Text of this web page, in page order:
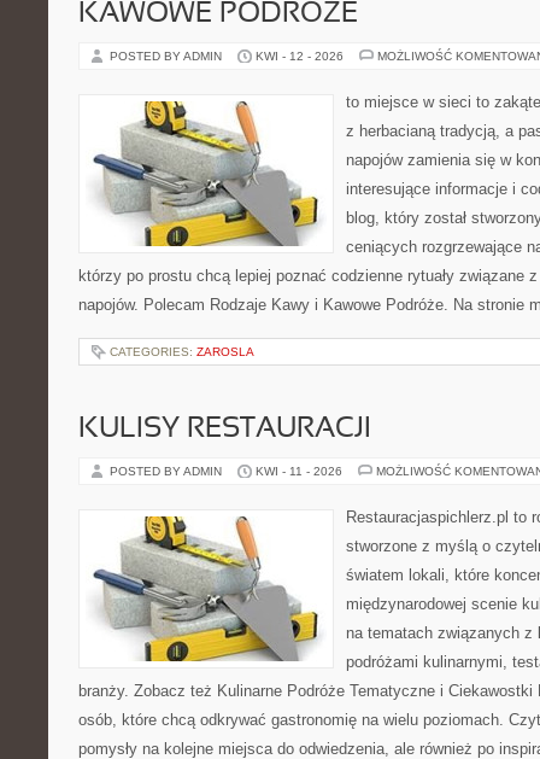
KAWOWE PODRÓŻE
POSTED BY ADMIN KWI - 12 - 2026 MOŻLIWOŚĆ
to miejsce w sieci to
z herbacianą tradycją, a
napojów zamienia się w
interesujące informacje i
blog, który został
ceniących rozgrzewające
którzy po prostu chcą lepiej poznać codzienne rytuały związane
napojów. Polecam Rodzaje Kawy i Kawowe Podróże. Na stronie
CATEGORIES: ZAROSLA
KULISY RESTAURACJI
POSTED BY ADMIN KWI - 11 - 2026 MOŻLIWOŚĆ
Restauracjaspichlerz.pl to
stworzone z myślą o
światem lokali, które
międzynarodowej scenie
na tematach związanych z
podróżami kulinarnymi,
branży. Zobacz też Kulinarne Podróże Tematyczne i Ciekawostki
osób, które chcą odkrywać gastronomię na wielu poziomach.
pomysły na kolejne miejsca do odwiedzenia, ale również po